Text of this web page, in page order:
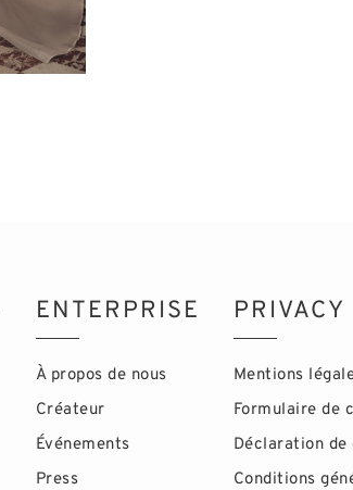
ENTERPRISE
À propos de nous
Créateur
Événements
Press
PRIVACY
Mentions
Formulaire de
Déclaration
Conditions